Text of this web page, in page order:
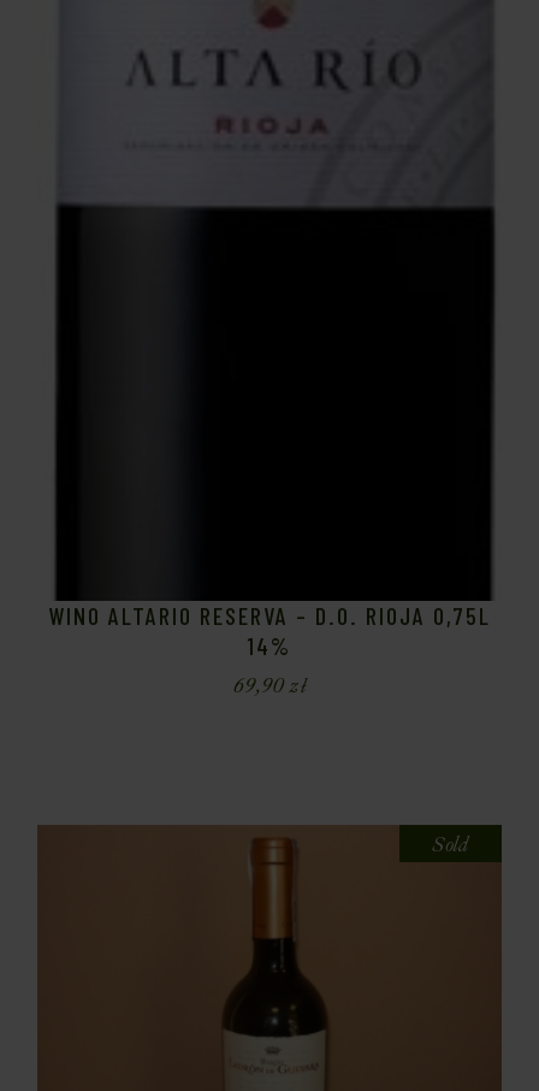
WINO ALTARIO RESERVA – D.O. RIOJA 0,75L
14%
69,90zł
Sold